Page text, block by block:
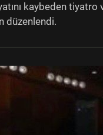
kaybeden
düzenlendi.